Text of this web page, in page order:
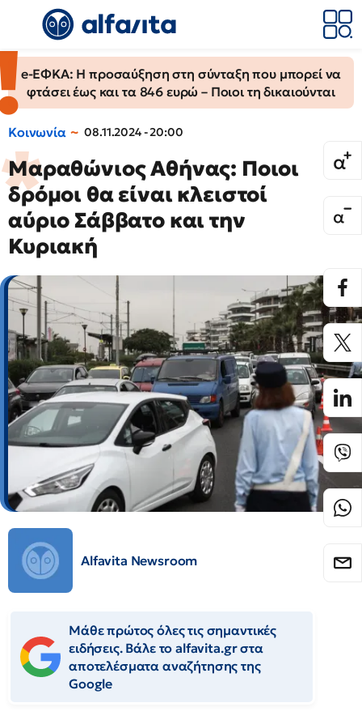
e-ΕΦΚΑ: Η προσαύξηση στη σύνταξη που μπορεί να
φτάσει έως και τα 846 ευρώ – Ποιοι τη δικαιούνται
Κοινωνία 08.11.2024 - 20:00
Μαραθώνιος Αθήνας: Ποιοι
δρόμοι θα είναι κλειστοί
αύριο Σάββατο και την
Κυριακή
Alfavita Newsroom
Μάθε πρώτος όλες τις σημαντικές
ειδήσεις. Βάλε το alfavita.gr στα
αποτελέσματα αναζήτησης της
Google